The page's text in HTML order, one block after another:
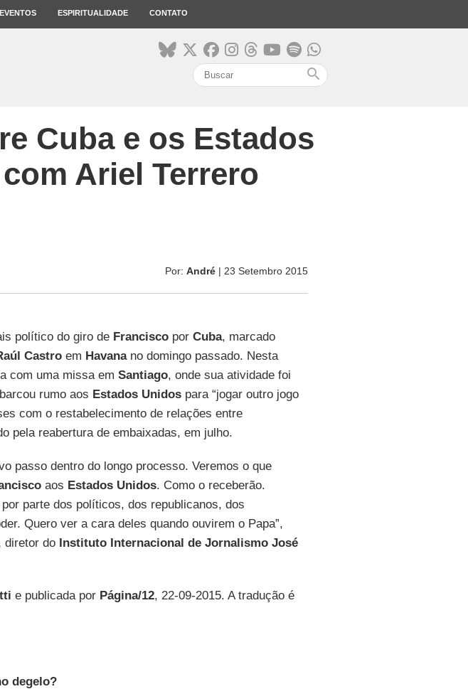
EVENTOS ESPIRITUALIDADE CONTATO
search
Cuba e os Estados
Ariel Terrero
Por: André| 23 Setembro 2015
político do giro de Franciscopor Cuba, marcado
Castroem Havanano domingo passado. Nesta
com uma missa em Santiago, onde sua atividade foi
rumo aos Estados Unidospara “jogar outro jogo
com o restabelecimento de relações entre
pela reabertura de embaixadas, em julho.
passo dentro do longo processo. Veremos o que
aos Estados Unidos. Como o receberão.
parte dos políticos, dos republicanos, dos
Quero ver a cara deles quando ouvirem o Papa”,
diretor do Instituto Internacional de Jornalismo José
e publicada por Página/12, 22-09-2015. A tradução é
degelo?